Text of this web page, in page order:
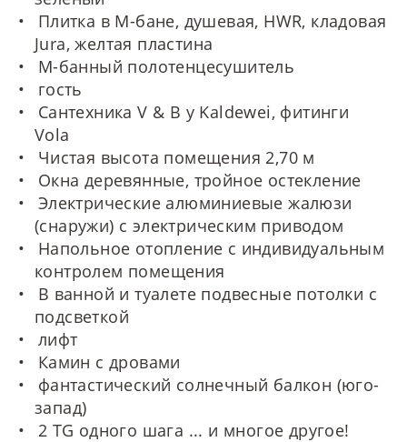
Плитка в М-бане, душевая, HWR, кладовая
Jura, желтая пластина
M-банный полотенцесушитель
гость
Сантехника V & B у Kaldewei, фитинги
Vola
Чистая высота помещения 2,70 м
Окна деревянные, тройное остекление
Электрические алюминиевые жалюзи
(снаружи) с электрическим приводом
Напольное отопление с индивидуальным
контролем помещения
В ванной и туалете подвесные потолки с
подсветкой
лифт
Камин с дровами
фантастический солнечный балкон (юго-
запад)
2 TG одного шага ... и многое другое!